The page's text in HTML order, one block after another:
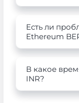
Есть ли
Ethereum
В какое
INR?